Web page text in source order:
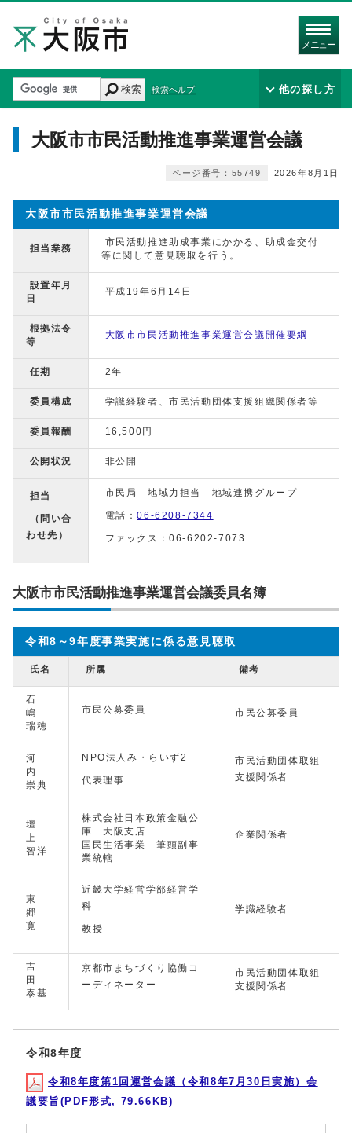
メニュー
検索 検索ヘルプ 他の探し方
大阪市市民活動推進事業運営会議
2026年8月1日
ページ番号：55749
大阪市市民活動推進事業運営会議
担当業務
市民活動推進助成事業にかかる、助成金交付
等に関して意見聴取を行う。
設置年月
日
平成19年6月14日
根拠法令
等
大阪市市民活動推進事業運営会議開催要綱
任期 2年
委員構成 学識経験者、市民活動団体支援組織関係者等
委員報酬 16,500円
公開状況 非公開
担当
（問い合
わせ先）
市民局 地域力担当 地域連携グループ
電話：06-6208-7344
ファックス：06-6202-7073
大阪市市民活動推進事業運営会議委員名簿
令和8～9年度事業実施に係る意見聴取
氏名 所属 備考
石
嶋
瑞穂
市民公募委員 市民公募委員
河
内
崇典
NPO法人み・らいず2
代表理事
市民活動団体取組
支援関係者
壇
上
智洋
株式会社日本政策金融公
庫 大阪支店
国民生活事業 筆頭副事
業統轄
企業関係者
東
郷
寛
近畿大学経営学部経営学
科
教授
学識経験者
吉
田
泰基
京都市まちづくり協働コ
ーディネーター
市民活動団体取組
支援関係者
令和8年度
令和8年度第1回運営会議（令和8年7月30日実施）会
議要旨(PDF形式, 79.66KB)